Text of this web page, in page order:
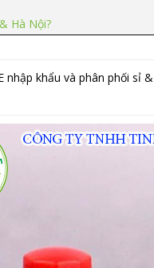
Hà Nội?
nhập khẩu và phân phối sỉ